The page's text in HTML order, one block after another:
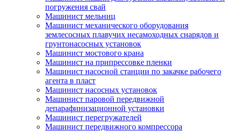
погружения свай
Машинист мельниц
Машинист механического оборудования
землесосных плавучих несамоходных снарядов и
грунтонасосных установок
Машинист мостового крана
Машинист на припрессовке пленки
Машинист насосной станции по закачке рабочего
агента в пласт
Машинист насосных установок
Машинист паровой передвижной
депарафинизационной установки
Машинист перегружателей
Машинист передвижного компрессора